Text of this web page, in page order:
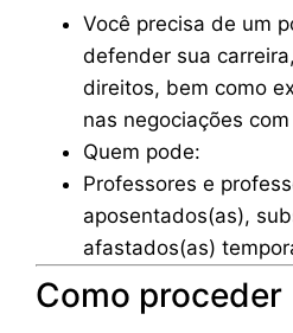
Você precisa de um
defender sua
direitos, bem como
nas negociações
Quem pode:
Professores e
aposentados(as),
afastados(as)
Como proceder